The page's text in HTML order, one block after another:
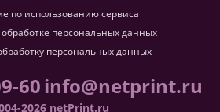
по использованию сервиса
персональных данных
персональных данных
60info@netprint.ru
2026 netPrint.ru